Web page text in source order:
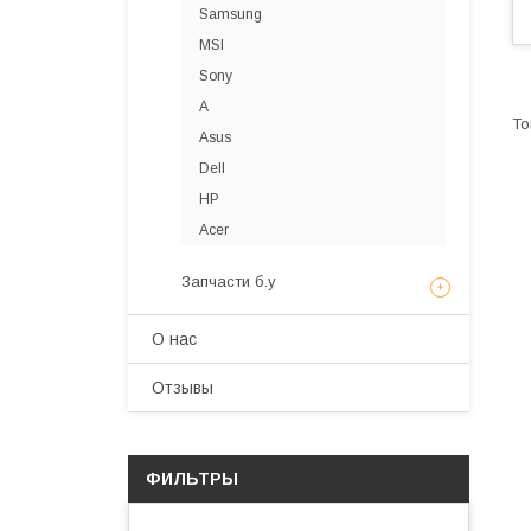
Samsung
MSI
Sony
A
Asus
Dell
HP
Acer
Запчасти б.у
О нас
Отзывы
ФИЛЬТРЫ